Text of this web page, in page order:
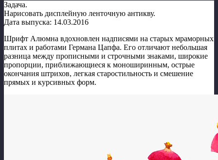
Задача.
Нарисовать дисплейную ленточную антикву.
Дата выпуска: 14.03.2016
Шрифт Алюмна вдохновлен надписями на старых мраморных
плитах и работами Германа Цапфа. Его отличают небольшая
разница между прописными и строчными знаками, широкие
пропорции, приближающиеся к моноширинным, острые
окончания штрихов, легкая старостильность и смешение
прямых и курсивных форм.